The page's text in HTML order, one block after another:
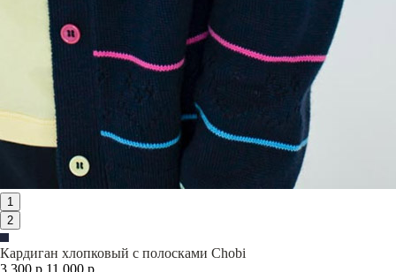
1
2
Кардиган хлопковый с полосками Chobi
3 300 р 11 000 р